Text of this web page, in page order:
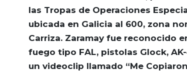
las Tropas de Operaciones
ubicada en Galicia al 600, zona
Carriza. Zaramay fue reconocido
fuego tipo FAL, pistolas Glock,
un videoclip llamado “Me